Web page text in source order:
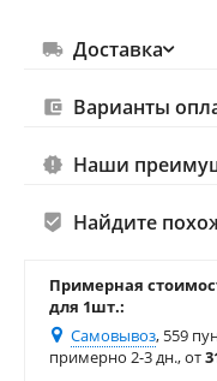
Доставка
Варианты
Наши
Найдите
Примерная
для 1шт.:
Самовывоз, 559
примерно 2-3 дн., от